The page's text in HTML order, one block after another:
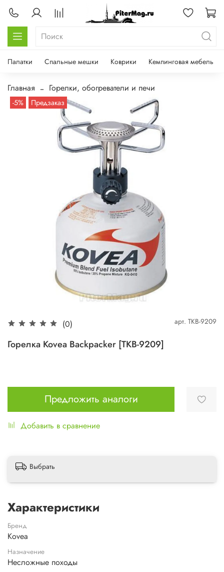
Палатки Спальные мешки Коврики Кемпинговая мебель
Главная Горелки, обогреватели и печи
-5% Предзаказ
(0) арт. TKB-9209
Горелка Kovea Backpacker [TKB-9209]
Предложить аналоги
Добавить в сравнение
Выбрать
Характеристики
Бренд
Kovea
Назначение
Несложные походы